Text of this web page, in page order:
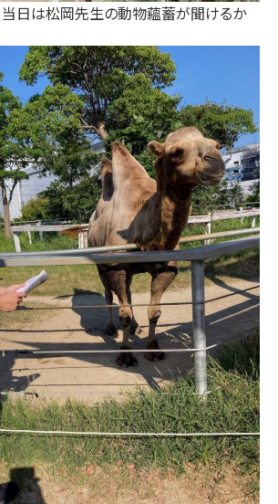
当日は松岡先生の動物蘊蓄が聞けるか